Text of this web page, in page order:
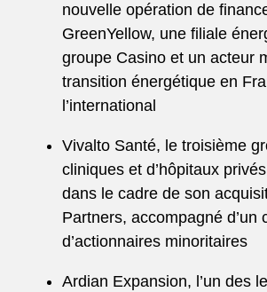
nouvelle opération de
GreenYellow, une filiale
groupe Casino et un acteur
transition énergétique en
l’international
Vivalto Santé, le troisième
cliniques et d’hôpitaux
dans le cadre de son
Partners, accompagné d’un
d’actionnaires minoritaires
Ardian Expansion, l’un des